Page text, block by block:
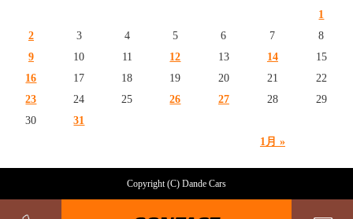
1月 »
1
2
3 4 5 6 7
8
9
10 11 12 13 14
15
16
17 18 19 20 21
22
23
24 25 26 27 28
29
30
31
Copyright (C) Dande Cars